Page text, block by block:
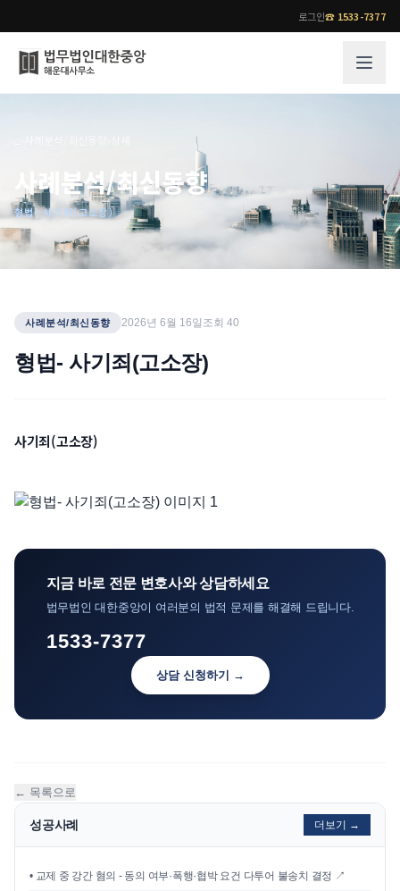
로그인☎ 1533-7377
오시는 길
통합검색
기업 인사이트
사례분석/최신동향
법률지식인
업무분야
전체
언론보도
법률서식
사례분석/최신동향
형법- 사기죄(고소장)
사례분석/최신동향 2026년 6월 16일 조회 40
형법- 사기죄(고소장)
사기죄(고소장)
지금 바로 전문 변호사와 상담하세요
법무법인 대한중앙이 여러분의 법적 문제를 해결해 드립니다.
1533-7377
상담 신청하기 →
← 목록으로
성공사례 더보기 →
• 교제 중 강간 혐의 - 동의 여부·폭행·협박 요건 다투어 불송치 결정 ↗